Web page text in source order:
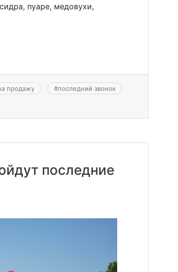
пуаре, медовухи,
продажу #последний звонок
последние